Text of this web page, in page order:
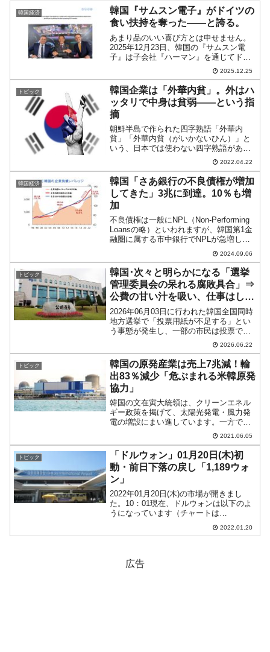
韓国経済
韓国『サムスン電子』がドイツの
食い扶持を奪った――と誇る。
あまり品のいい喜び方とは申せません。
2025年12月23日、韓国の『サムスン電
子』は子会社『ハーマン』を通じてドイ
ツ『ZFフリードリヒスハーフェン
（ZF）』のADAS（先進運転者支援シス
テム）事業を15億ユーロ（約2兆6,000億
ウォン）で...
2025.12.25
トピック
韓国企業は「外華内貧」。外はハ
ッタリで中身は貧弱――という指
摘
朝鮮半島で作られた四字熟語「外華内
貧」「外華内貧（がいかないひん）」と
いう、日本では使わない四字熟語があり
ます。これは朝鮮で作られた言葉で、韓
国メディアの記事にはまま登場します。
例えば、2022年04月20日の『中央日報
（日本語版）』の記事...
2022.04.22
韓国経済
韓国「さあ銀行の不良債権が増加
してきた」3兆に到達。10％も増
加
不良債権は一般にNPL（Non-Performing
Loansの略）といわれますが、韓国第1金
融圏に属する市中銀行でNPLが急増して
います。『国民銀行』『新韓銀行』『ウ
リィ銀行』『ハナ銀行』『農協銀行』韓
国の5大銀行というのは上掲ですが、...
2024.09.06
トピック
韓国･次々と明らかになる「選挙
管理委員会の呆れる腐敗具合」⇒
公費の甘い汁を吸い、仕事はしな
い腐りきった組織だった。
2026年06月03日に行われた韓国全国同時
地方選挙で「投票用紙が不足する」とい
う事態が発生し、一部の市民は投票でき
なかった――という結果となりました。↑
中央選挙管理委員委員会本部の建物外
観。「公明選挙」と刻まれた石碑がある
のが大笑いです。...
2026.06.22
トピック
韓国の原発産業は売上7兆減！輸
出83％減少「危ぶまれる米韓原発
協力」
韓国の文在寅大統領は、クリーンエネル
ギー政策を掲げて、太陽光発電・風力発
電の増設にまい進しています。一方で原
子力発電所を敵視し、新設の停止・廃炉
作業を進めているのです。売上・輸出共
に激減！韓国メディア『毎日経済』に、
文大統領就任前の2016...
2021.06.05
トピック
「ドルウォン」01月20日(木)初
動・前日下落の戻し「1,189ウォ
ン」
2022年01月20日(木)の市場が開きまし
た。10：01現在、ドルウォンは以下のよ
うになっています（チャートは
『Investing.com』より引用）。前日は長
めの陰線になりましたが、本日はその戻
2022.01.20
広告